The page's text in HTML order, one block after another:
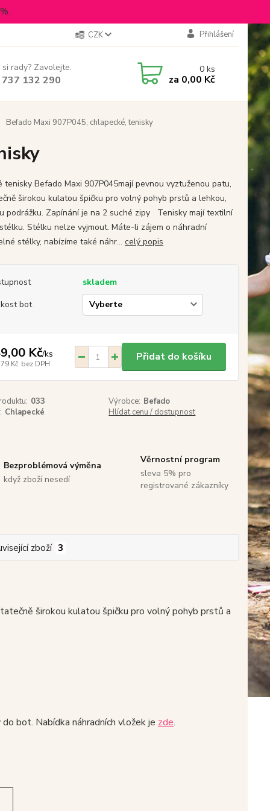
CZK Přihlášení
rady? Zavolejte.
132 290
0ks
za 0,00 Kč
Befado Maxi 907P045, chlapecké, tenisky
tenisky Befado Maxi 907P045mají pevnou vyztuženou patu,
širokou kulatou špičku pro volný pohyb prstů a lehkou,
podrážku. Zapínání je na 2 suché zipy Tenisky mají textilní
Stélku nelze vyjmout. Máte-li zájem o náhradní
stélky, nabízíme také náhr... celý popis
skladem
bot
Kč/ks
Kč bez DPH
Přidat do košíku
033 Výrobce: Befado
Chlapecké Hlídat cenu / dostupnost
Bezproblémová výměna
když zboží nesedí
Věrnostní program
sleva 5% pro
registrované zákazníky
zboží 3
širokou kulatou špičku pro volný pohyb prstů a
bot. Nabídka náhradních vložek je zde.